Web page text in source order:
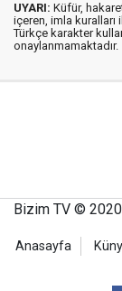
UYARI: Küfür,
içeren, imla kuralları
Türkçe karakter
onaylanmamaktadır.
Bizim TV © 2020
Anasayfa